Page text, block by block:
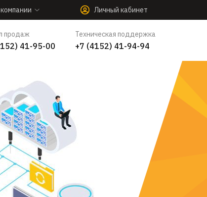
Личный кабинет
продаж
41-95-00
Техническая поддержка
+7 (4152) 41-94-94